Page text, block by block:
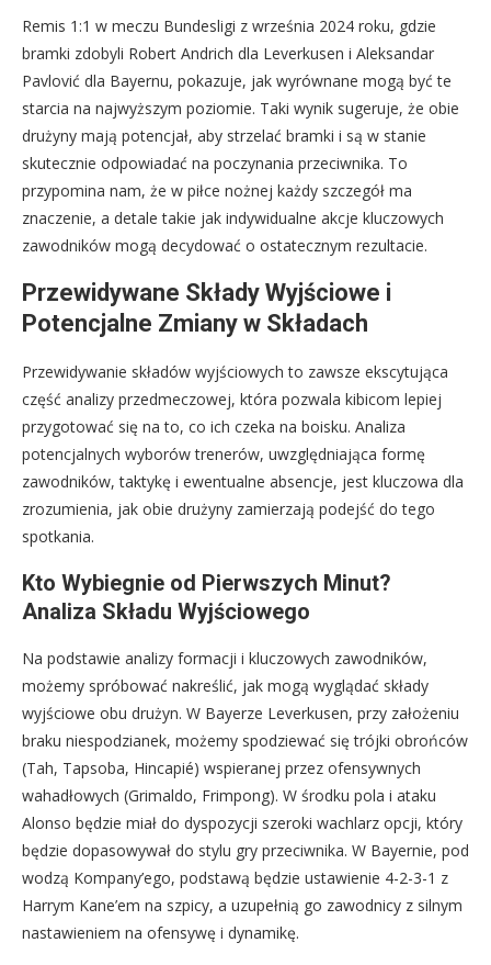
Remis 1:1 w meczu Bundesligi z września 2024 roku, gdzie
bramki zdobyli Robert Andrich dla Leverkusen i Aleksandar
Pavlović dla Bayernu, pokazuje, jak wyrównane mogą być te
starcia na najwyższym poziomie. Taki wynik sugeruje, że obie
drużyny mają potencjał, aby strzelać bramki i są w stanie
skutecznie odpowiadać na poczynania przeciwnika. To
przypomina nam, że w piłce nożnej każdy szczegół ma
znaczenie, a detale takie jak indywidualne akcje kluczowych
zawodników mogą decydować o ostatecznym rezultacie.
Przewidywane Składy Wyjściowe i
Potencjalne Zmiany w Składach
Przewidywanie składów wyjściowych to zawsze ekscytująca
część analizy przedmeczowej, która pozwala kibicom lepiej
przygotować się na to, co ich czeka na boisku. Analiza
potencjalnych wyborów trenerów, uwzględniająca formę
zawodników, taktykę i ewentualne absencje, jest kluczowa dla
zrozumienia, jak obie drużyny zamierzają podejść do tego
spotkania.
Kto Wybiegnie od Pierwszych Minut?
Analiza Składu Wyjściowego
Na podstawie analizy formacji i kluczowych zawodników,
możemy spróbować nakreślić, jak mogą wyglądać składy
wyjściowe obu drużyn. W Bayerze Leverkusen, przy założeniu
braku niespodzianek, możemy spodziewać się trójki obrońców
(Tah, Tapsoba, Hincapié) wspieranej przez ofensywnych
wahadłowych (Grimaldo, Frimpong). W środku pola i ataku
Alonso będzie miał do dyspozycji szeroki wachlarz opcji, który
będzie dopasowywał do stylu gry przeciwnika. W Bayernie, pod
wodzą Kompany’ego, podstawą będzie ustawienie 4-2-3-1 z
Harrym Kane’em na szpicy, a uzupełnią go zawodnicy z silnym
nastawieniem na ofensywę i dynamikę.